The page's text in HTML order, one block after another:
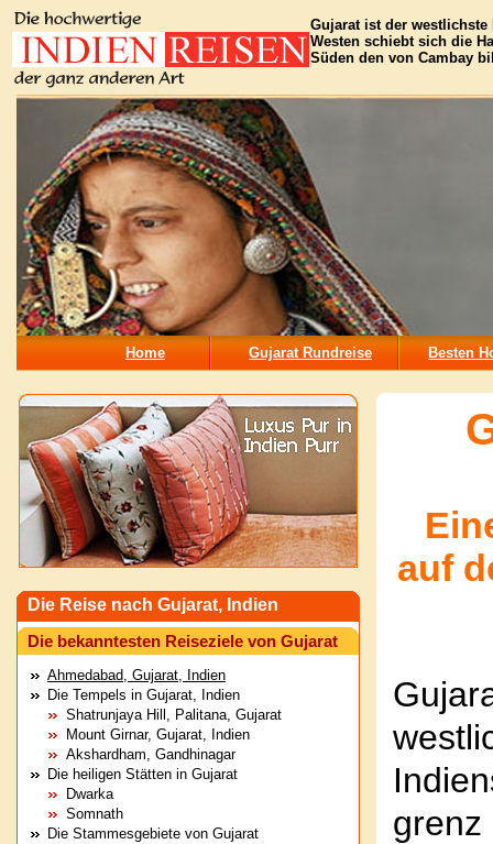
Gujarat ist der westlichste
Westen schiebt sich die
Süden den von Cambay
Home Gujarat Rundreise Besten
Die Reise nach Gujarat, Indien
Die bekanntesten Reiseziele von Gujarat
Ahmedabad, Gujarat, Indien
Die Tempels in Gujarat, Indien
Shatrunjaya Hill, Palitana, Gujarat
Mount Girnar, Gujarat, Indien
Akshardham, Gandhinagar
Die heiligen Stätten in Gujarat
Dwarka
Somnath
Die Stammesgebiete von Gujarat
auf